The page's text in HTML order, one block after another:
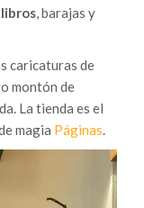
libros, barajas y
caricaturas de
montón de
La tienda es el
magia Páginas.